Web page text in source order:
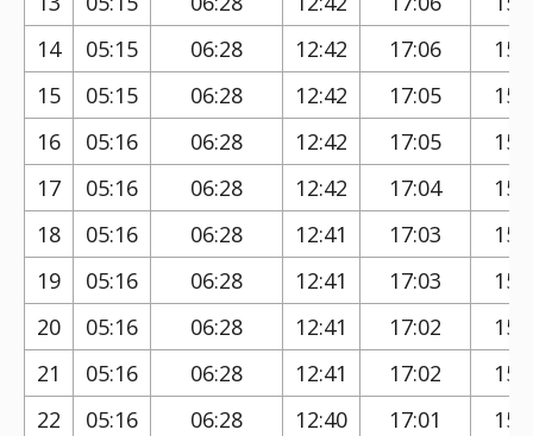
14
05:15 06:28 12:42 17:06
15
05:15 06:28 12:42 17:05
16
05:16 06:28 12:42 17:05
17
05:16 06:28 12:42 17:04
18
05:16 06:28 12:41 17:03
19
05:16 06:28 12:41 17:03
20
05:16 06:28 12:41 17:02
21
05:16 06:28 12:41 17:02
22
05:16 06:28 12:40 17:01